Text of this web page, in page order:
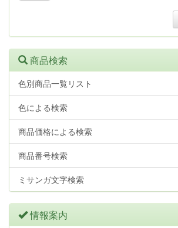
商品検索
色別商品一覧リスト
色による検索
商品価格による検索
商品番号検索
ミサンガ文字検索
情報案内